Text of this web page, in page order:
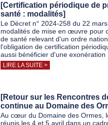
[Certification périodique de
santé : modalités]
Le Décret n° 2024-258 du 22
modalités de mise en œuvre pour
de santé relevant d'un ordre
l'obligation de certification
aussi bénéficier d'une exonération
LIRE LA SUITE >
[Retour sur les Rencontres
continue au Domaine des
Au cœur du Domaine des Ormes,
réunis les 4 et 5 avril dans un